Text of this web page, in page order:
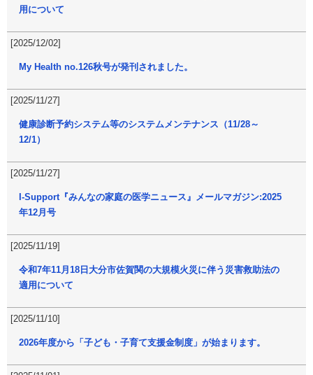
用について
[2025/12/02]
My Health no.126秋号が発刊されました。
[2025/11/27]
健康診断予約システム等のシステムメンテナンス（11/28～
12/1）
[2025/11/27]
I-Support『みんなの家庭の医学ニュース』メールマガジン:2025
年12月号
[2025/11/19]
令和7年11月18日大分市佐賀関の大規模火災に伴う災害救助法の
適用について
[2025/11/10]
2026年度から「子ども・子育て支援金制度」が始まります。